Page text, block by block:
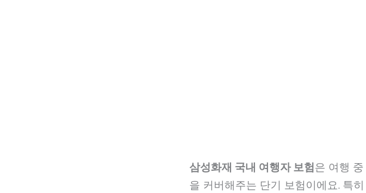
삼성화재 국내 여행자 보험은 여행
을 커버해주는 단기 보험이에요. 특